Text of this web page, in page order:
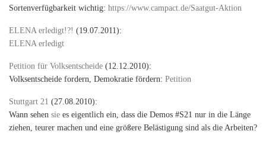
Sortenverfügbarkeit wichtig: https://www.campact.de/Saatgut-Aktion
ELENA erledigt!?! (19.07.2011):
ELENA erledigt
Petition für Volksentscheide (12.12.2010):
Volksentscheide fordern, Demokratie fördern: Petition
Stuttgart 21 (27.08.2010):
Wann sehen sie es eigentlich ein, dass die Demos #S21 nur in die Länge
ziehen, teurer machen und eine größere Belästigung sind als die Arbeiten?